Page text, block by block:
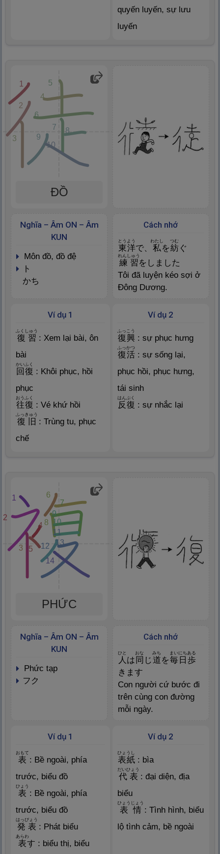
quyến luyến, sự lưu
luyến
1
2
4
3
5
6
8
7
9
10
ĐỒ
Cách nhớ
東洋
とうよう
で、 私
わたし
を紡
つむ
ぐ
練 習
れんしゅう
をしました
Tôi đã luyện kéo sợi ở
Đông Dương.
Nghĩa – Âm ON – Âm
KUN
môn đồ, đồ đệ
ト
かち
Ví dụ 1
復
lại, lặp lại, báo đáp
習
ふくしゅう
: Xem lại bài, ôn
bài
回 復
かいふく
: Khôi phục, hồi
phục
往復
Nghĩa: Khôi phục, phục hồi, trở
lại, lặp lại, báo đáp
おうふく
: Vé khứ hồi
復
Nghĩa: Khôi phục, phục hồi, trở
旧
Nghĩa: Xưa cũ, ngày xưa, đã
ふっきゅう
: Trùng tu, phục
chế
Ví dụ 2
復興
ふっこう
: sự phục hưng
復活
ふっかつ
: sự sống lại,
phục hồi, phục hưng,
tái sinh
反 復
はんぷく
: sự nhắc lại
1
2
4
5
3
8
6
7
10
9
11
12
13
14
PHỨC
Cách nhớ
人
ひと
は 同
おな
じ道
みち
を毎 日
まいにち
歩
ある
きます
Con người cứ bước đi
trên cùng con đường
mỗi ngày.
Nghĩa – Âm ON – Âm
KUN
phức tạp
フク
Ví dụ 1
表
おもて
: Bề ngoài, phía
trước, biểu đồ
表
ひょう
: Bề ngoài, phía
trước, biểu đồ
発表
はっぴょう
: Phát biểu
表
あらわ
す : biểu thị, biểu
Ví dụ 2
表紙
ひょうし
: bìa
代 表
だいひょう
: đại diện, địa
biểu
表情
ひょうじょう
: Tình hình, biểu
lộ tình cảm, bề ngoài